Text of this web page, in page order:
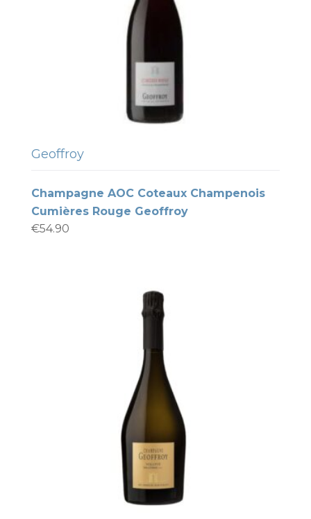
Geoffroy
Champagne AOC Coteaux Champenois
Cumières Rouge Geoffroy
€54.90